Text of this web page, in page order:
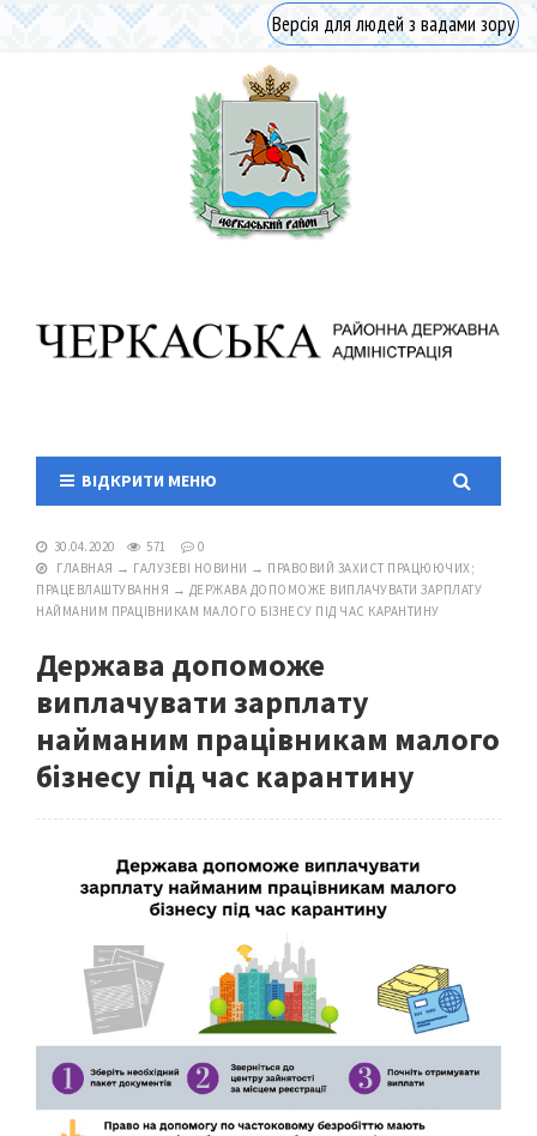
Версія для людей з вадами зору
ВІДКРИТИ МЕНЮ
30.04.2020 571
0
ГЛАВНАЯ → ГАЛУЗЕВІ НОВИНИ → ПРАВОВИЙ ЗАХИСТ ПРАЦЮЮЧИХ;
ПРАЦЕВЛАШТУВАННЯ → ДЕРЖАВА ДОПОМОЖЕ ВИПЛАЧУВАТИ ЗАРПЛАТУ
НАЙМАНИМ ПРАЦІВНИКАМ МАЛОГО БІЗНЕСУ ПІД ЧАС КАРАНТИНУ
Держава допоможе
виплачувати зарплату
найманим працівникам малого
бізнесу під час карантину